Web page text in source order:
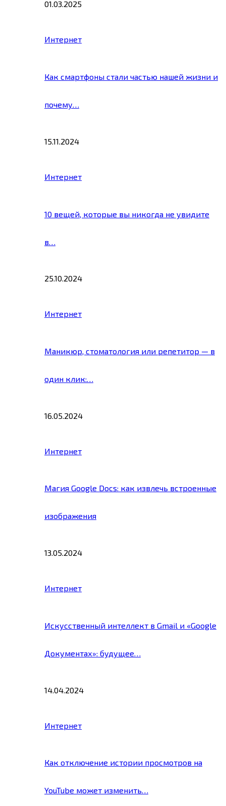
01.03.2025
Интернет
Как смартфоны стали частью нашей жизни и
почему…
15.11.2024
Интернет
10 вещей, которые вы никогда не увидите
в…
25.10.2024
Интернет
Маникюр, стоматология или репетитор — в
один клик:…
16.05.2024
Интернет
Магия Google Docs: как извлечь встроенные
изображения
13.05.2024
Интернет
Искусственный интеллект в Gmail и «Google
Документах»: будущее…
14.04.2024
Интернет
Как отключение истории просмотров на
YouTube может изменить…